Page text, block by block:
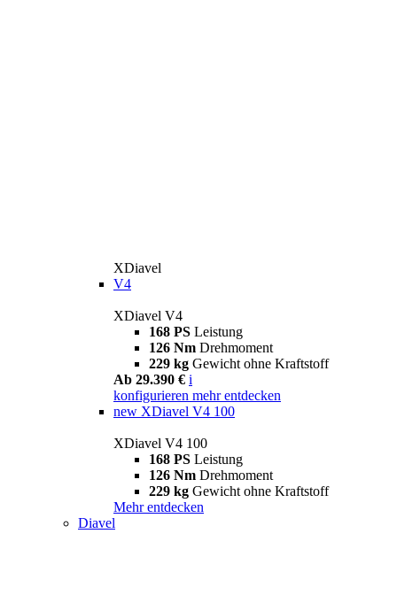
XDiavel
V4
XDiavel V4
168 PS Leistung
126 Nm Drehmoment
229 kg Gewicht ohne Kraftstoff
Ab 29.390 € i
konfigurieren mehr entdecken
new XDiavel V4 100
XDiavel V4 100
168 PS Leistung
126 Nm Drehmoment
229 kg Gewicht ohne Kraftstoff
Mehr entdecken
Diavel